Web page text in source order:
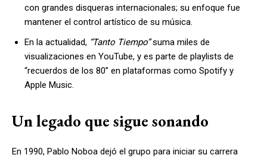
con grandes disqueras internacionales; su enfoque fue
mantener el control artístico de su música.
En la actualidad, “Tanto Tiempo”suma miles de
visualizaciones en YouTube, y es parte de playlists de
“recuerdos de los 80” en plataformas como Spotify y
Apple Music.
Un legado que sigue sonando
En 1990, Pablo Noboa dejó el grupo para iniciar su carrera